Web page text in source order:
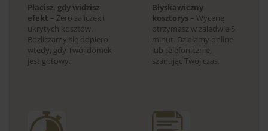
Płacisz, gdy widzisz
efekt – Zero zaliczek i
ukrytych kosztów.
Rozliczamy się dopiero
wtedy, gdy Twój domek
jest gotowy.
Błyskawiczny
kosztorys – Wycenę
otrzymasz w zaledwie 5
minut. Działamy online
lub telefonicznie,
szanując Twój czas.